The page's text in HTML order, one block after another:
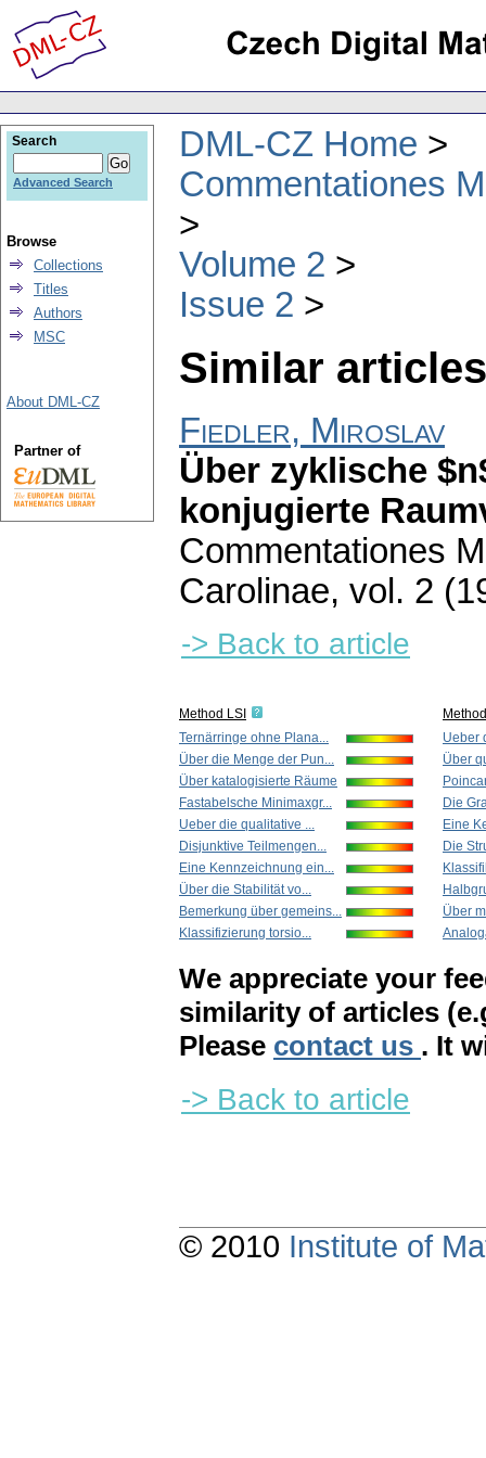
DML-CZ Home
Commentationes
Volume 2
Issue 2
Similar
Fiedler, Miroslav
Über zyklische
konjugierte
Commentationes
Carolinae, vol. 2
-> Back to article
Method LSI
Ternärringe ohne Plana...
Über die Menge der Pun...
Über katalogisierte Räume
Fastabelsche Minimaxgr...
Ueber die qualitative ...
Disjunktive Teilmengen...
Eine Kennzeichnung ein...
Über die Stabilität vo...
Bemerkung über gemeins...
Klassifizierung torsio...
Ueber
Über
Die
Eine
Die
Über
We appreciate your
similarity of articles
Please contact us . It
-> Back to article
Search
Advanced Search
Browse
Collections
Titles
Authors
MSC
About DML-CZ
Partner of
© 2010 Institute of